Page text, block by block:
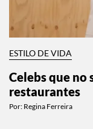
ESTILO DE VIDA
Celebs que no
restaurantes
Por: Regina Ferreira